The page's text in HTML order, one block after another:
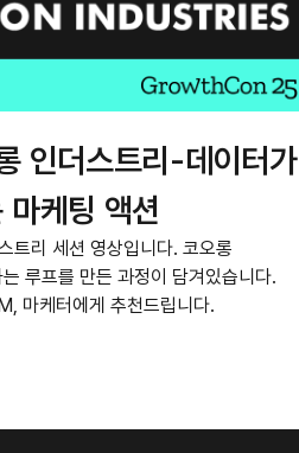
더스트리-데이터가
케팅 액션
트리 세션 영상입니다. 코오롱
루프를 만든 과정이 담겨있습니다.
마케터에게 추천드립니다.